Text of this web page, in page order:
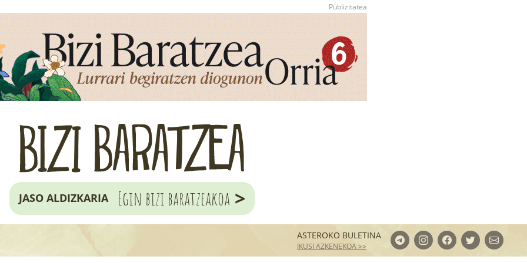
JASO ALDIZKARIA Egin bizi baratzeakoa >
ASTEROKO BULETINA
IKUSI AZKENEKOA >>